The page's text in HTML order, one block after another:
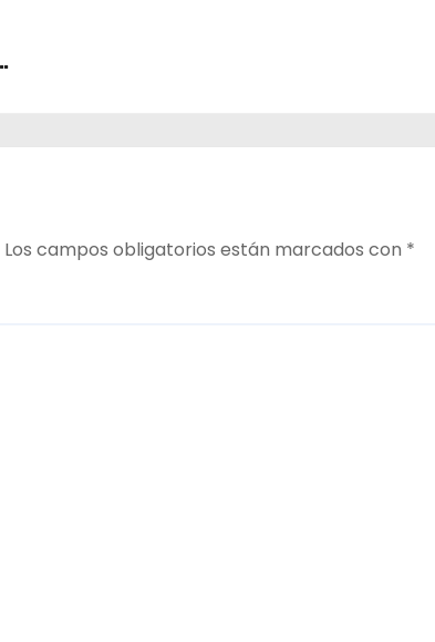
Los campos obligatorios están marcados con *